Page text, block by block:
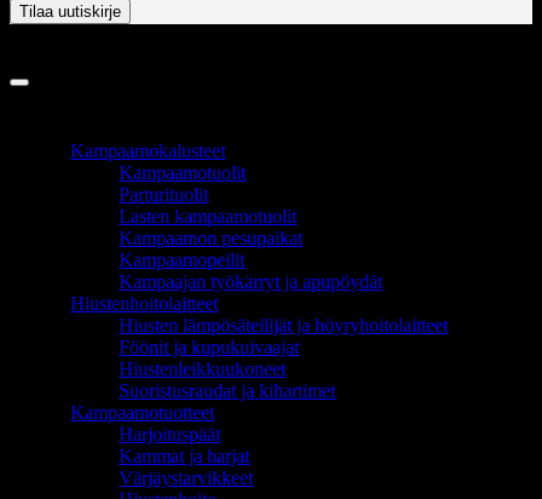
Kampaamokalusteet
Kampaamotuolit
Parturituolit
Lasten kampaamotuolit
Kampaamon pesupaikat
Kampaamopeilit
Kampaajan työkärryt ja apupöydät
Hiustenhoitolaitteet
Hiusten lämpösäteilijät ja höyryhoitolaitteet
Föönit ja kupukuivaajat
Hiustenleikkuukoneet
Suoristusraudat ja kihartimet
Kampaamotuotteet
Harjoituspäät
Kammat ja harjat
Värjäystarvikkeet